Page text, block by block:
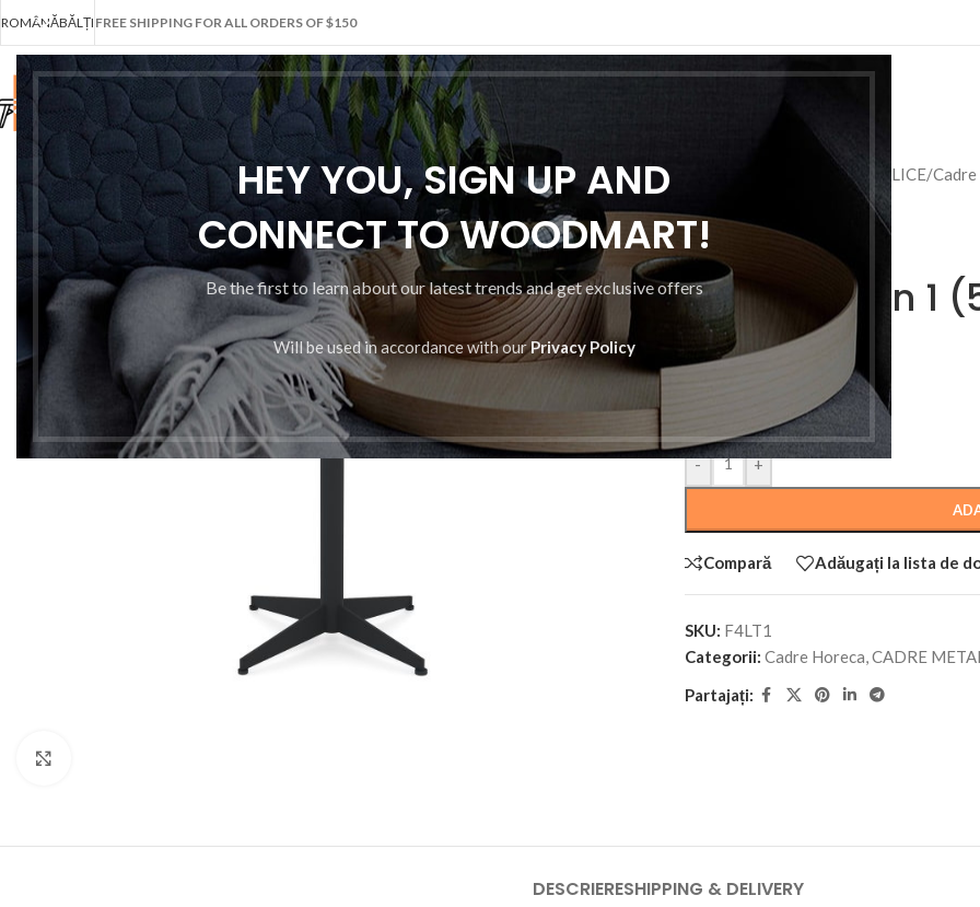
HEY YOU, SIGN UP AND
CONNECT TO WOODMART!
Be the first to learn about our latest trends and get exclusive offers
Will be used in accordance with ourPrivacy Policy
ROMÂNĂBĂLȚI FREE SHIPPING FOR ALL ORDERS OF $150
CADRE METALICE/
Cadru Luton 1
1 000MDL
Cadru Luton 1 (500)
- +
Compară Adăugați la lista de
SKU: F4LT1
Categorii: Cadre Horeca CADRE
Partajați:
DESCRIERESHIPPING & DELIVERY